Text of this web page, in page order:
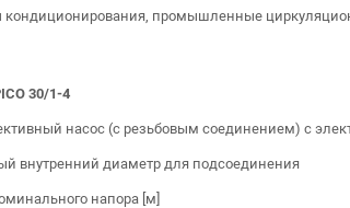
кондиционирования, промышленные
30/1-4
насос (с резьбовым соединением) с
внутренний диаметр для подсоединения
напора [м]